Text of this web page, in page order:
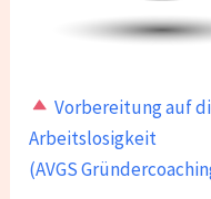
Vorbereitung auf
Arbeitslosigkeit
(AVGS